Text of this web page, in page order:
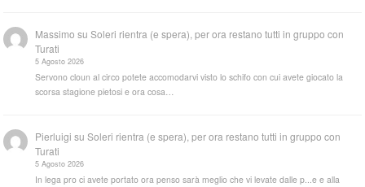
Massimo suSoleri rientra (e spera), per ora restano tutti in gruppo con
Turati
5 Agosto 2026
Servono cloun al circo potete accomodarvi visto lo schifo con cui avete giocato la
scorsa stagione pietosi e ora cosa…
Pierluigi suSoleri rientra (e spera), per ora restano tutti in gruppo con
Turati
5 Agosto 2026
In lega pro ci avete portato ora penso sarà meglio che vi levate dalle p...e e alla